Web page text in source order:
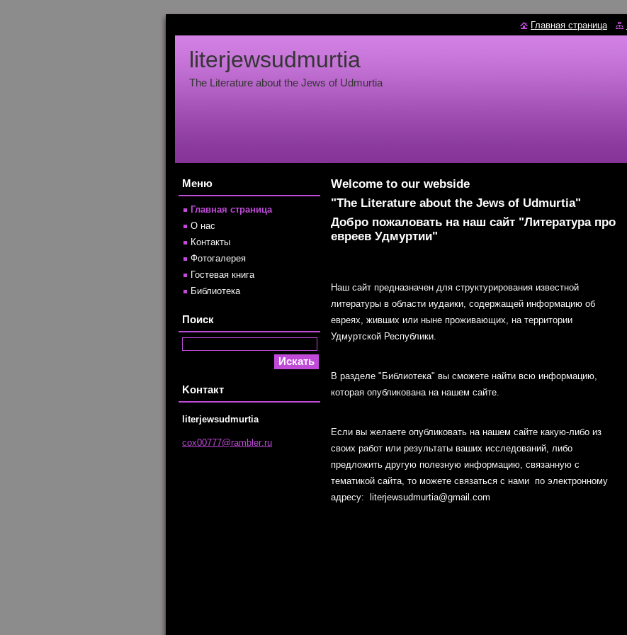
literjewsudmurtia
The Literature about the Jews of Udmurtia
Welcome to our webside
"The Literature about the Jews of Udmurtia"
Добро пожаловать на наш сайт "Литература про
евреев Удмуртии"
Наш сайт предназначен для структурирования известной
литературы в области иудаики, содержащей информацию об
евреях, живших или ныне проживающих, на территории
Удмуртской Республики.
В разделе "Библиотека" вы сможете найти всю информацию,
которая опубликована на нашем сайте.
Если вы желаете опубликовать на нашем сайте какую-либо из
своих работ или результаты ваших исследований, либо
предложить другую полезную информацию, связанную с
тематикой сайта, то можете связаться с нами по электронному
адресу:
literjewsudmurtia@gmail.com
Mеню
Главная страница
О нас
Контакты
Фотогалерея
Гостевая книга
Библиотека
Поиск
Koнтакт
literjewsudmurtia
cox00777@rambler.ru
Главная страница